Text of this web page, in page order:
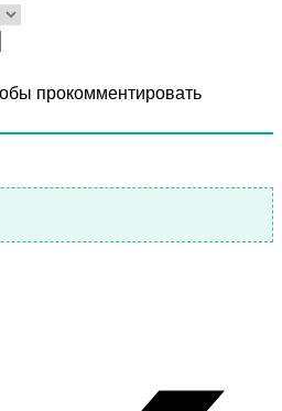
прокомментировать